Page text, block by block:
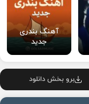
آهنگ بندری
جدید
برو بخش دانلود